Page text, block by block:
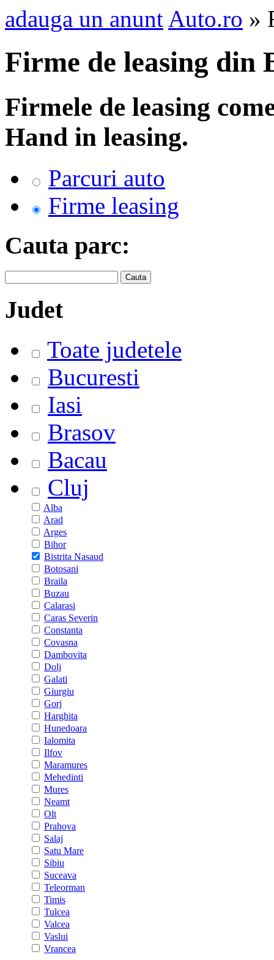
adauga un anunt Auto.ro »
Firme de leasing din
Firmele de leasing
Hand in leasing.
Parcuri auto
Firme leasing
Cauta parc:
Judet
Toate judetele
Bucuresti
Iasi
Brasov
Bacau
Cluj
Alba
Arad
Arges
Bihor
Bistrita Nasaud
Botosani
Braila
Buzau
Calarasi
Caras Severin
Constanta
Covasna
Dambovita
Dolj
Galati
Giurgiu
Gorj
Harghita
Hunedoara
Ialomita
Ilfov
Maramures
Mehedinti
Mures
Neamt
Olt
Prahova
Salaj
Satu Mare
Sibiu
Suceava
Teleorman
Timis
Tulcea
Valcea
Vaslui
Vrancea